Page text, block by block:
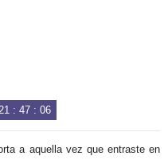
21 : 47: 05
a aquella vez que entraste en